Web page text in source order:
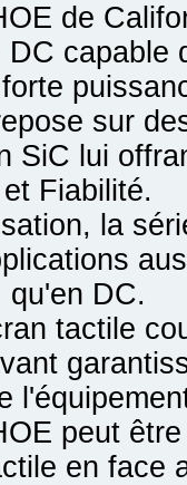
de
DC capable
sur
SiC lui
Fiabilité.
la
qu'en DC.
tactile
peut
en face